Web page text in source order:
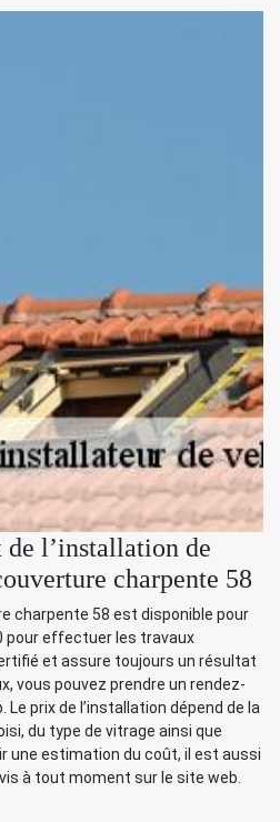
l’installation de
charpente 58
charpente 58 est disponible pour
pour effectuer les travaux
et assure toujours un résultat
vous pouvez prendre un rendez-
prix de l’installation dépend de la
du type de vitrage ainsi que
une estimation du coût, il est aussi
à tout moment sur le site web.